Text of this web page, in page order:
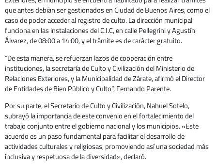
que antes debían ser gestionados en Ciudad de Buenos Aires, como el
caso de poder acceder al registro de culto. La dirección municipal
funciona en las instalaciones del C.I.C, en calle Pellegrini y Agustín
Álvarez, de 08:00 a 14:00, y el trámite es de carácter gratuito.
“De esta manera, se refuerzan lazos de cooperación entre
instituciones, la secretaría de Culto y Civilización del Ministerio de
Relaciones Exteriores, y la Municipalidad de Zárate, afirmó el Director
de Entidades de Bien Público y Culto”, Fernando Parente.
Por su parte, el Secretario de Culto y Civilización, Nahuel Sotelo,
subrayó la importancia de este convenio en el fortalecimiento del
trabajo conjunto entre el gobierno nacional y los municipios. «Este
acuerdo es un paso fundamental para facilitar el desarrollo de
actividades culturales y religiosas, promoviendo así una sociedad más
inclusiva y respetuosa de la diversidad», declaró.